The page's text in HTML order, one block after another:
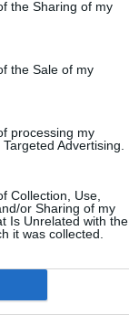
the Sharing of my
the Sale of my
processing my
Advertising.
Collection, Use,
or Sharing of my
Is Unrelated with the
it was collected.